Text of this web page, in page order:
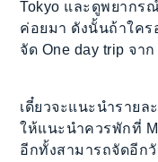
Tokyo และดูพยาก
ค่อยมา ดังนั้นถ้าใคร
จัด One day trip จา
เดี๋ยวจะแนะนำรายล
ให้แนะนำควรพักที่
อีกทั้งสามารถจัดอีกวั